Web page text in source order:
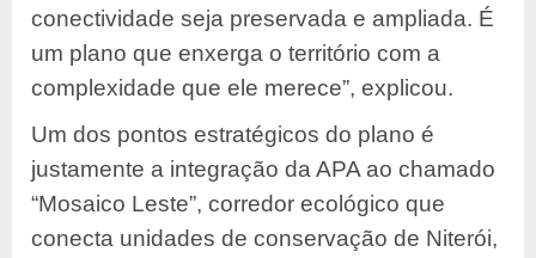
conectividade seja preservada e ampliada. É
um plano que enxerga o território com a
complexidade que ele merece”, explicou.
Um dos pontos estratégicos do plano é
justamente a integração da APA ao chamado
“Mosaico Leste”, corredor ecológico que
conecta unidades de conservação de Niterói,